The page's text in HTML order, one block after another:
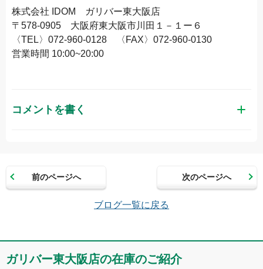
株式会社 IDOM ガリバー東大阪店
〒578-0905 大阪府東大阪市川田１－１ー６
〈TEL〉072-960-0128 〈FAX〉072-960-0130
営業時間 10:00~20:00
コメントを書く
メールアドレス（半角英数）
コメント
前のページへ 次のページへ
ブログ一覧に戻る
ガリバー東大阪店の在庫のご紹介